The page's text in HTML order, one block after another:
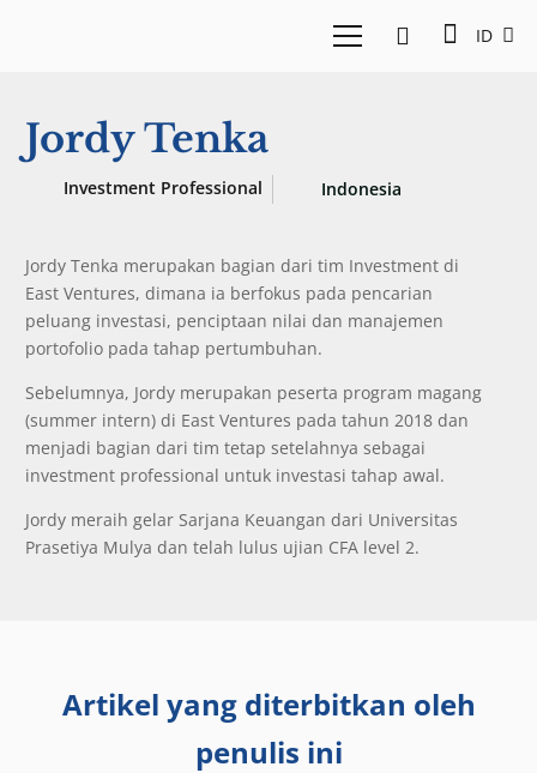
ID
Jordy Tenka
Investment Professional Indonesia
Jordy Tenka merupakan bagian dari tim Investment di
East Ventures, dimana ia berfokus pada pencarian
peluang investasi, penciptaan nilai dan manajemen
portofolio pada tahap pertumbuhan.
Sebelumnya, Jordy merupakan peserta program magang
(summer intern) di East Ventures pada tahun 2018 dan
menjadi bagian dari tim tetap setelahnya sebagai
investment professional untuk investasi tahap awal.
Jordy meraih gelar Sarjana Keuangan dari Universitas
Prasetiya Mulya dan telah lulus ujian CFA level 2.
Artikel yang diterbitkan oleh
penulis ini